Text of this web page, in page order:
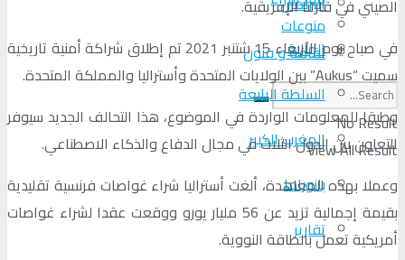
منوعات
ثقافة و فنون
No Result
View All Result
الجالية
السلطة الرابعة
المغرب الكبير
بانوراما
تقارير
الصيني في قارتنا الإفريقية.
في صباح يوم الأربعاء 15 شتنبر 2021 تم إطلاق شراكة أمنية تاريخية
سميت “Aukus” بين الولايات المتحدة وأستراليا والمملكة المتحدة.
وطبقا للمعلومات الواردة في الموضوع، هذا التحالف الجديد سيوفر
التعاون بين الدول الثلاث في مجال الدفاع والذكاء الاصطناعي.
وعملا بهذه المعاهدة، ألغت أستراليا شراء غواصات فرنسية تقليدية
بقيمة إجمالية تزيد عن 56 مليار يورو ووقعت عقدا لشراء غواصات
أمريكية تعمل بالطاقة النووية.